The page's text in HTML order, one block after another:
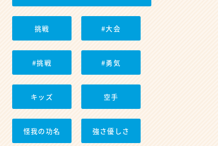
挑戦 #大会
#挑戦 #勇気
キッズ 空手
怪我の功名 強さ優しさ